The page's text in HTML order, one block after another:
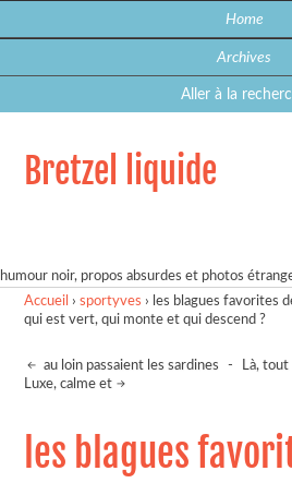
Home
Archives
Aller à la
Bretzel liquide
humour noir, propos absurdes et photos
Accueil ›sportyves › les blagues favorites
qui est vert, qui monte et qui descend ?
au loin passaient les sardines -
Là, tout
Luxe, calme et
les blagues